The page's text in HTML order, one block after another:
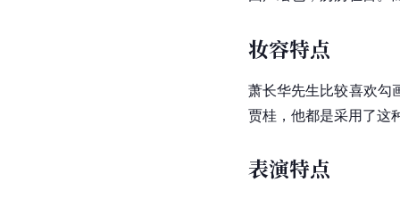
妆容特点
萧长华先生比较喜欢勾
贾桂，他都是采用了这
表演特点